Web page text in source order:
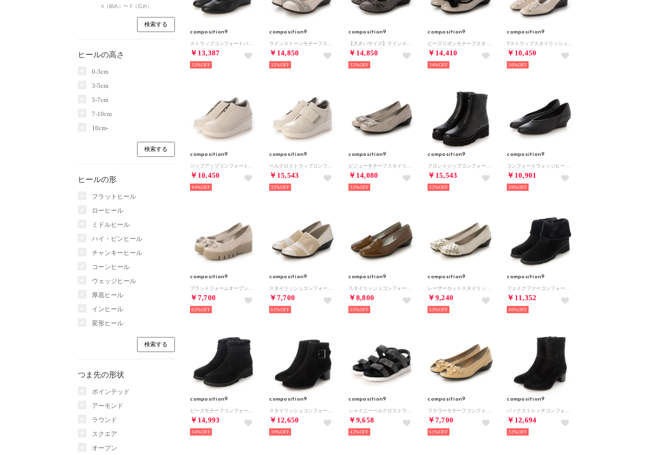
A（細め）〜 F（広め）
ヒールの高さ
0-3cm
3-5cm
5-7cm
7-10cm
10cm-
ヒールの形
フラットヒール
ローヒール
ミドルヒール
ハイ・ピンヒール
チャンキーヒール
コーンヒール
ウェッジヒール
厚底ヒール
インヒール
変形ヒール
つま先の形状
ポインテッド
アーモンド
ラウンド
スクエア
オープン
composition9
￥13,387
32%
composition9
￥14,850
32%
composition9
￥14,850
32%
composition9
￥14,410
34%
composition9
￥10,450
50%
composition9
￥10,450
44%
composition9
￥15,543
32%
composition9
￥14,080
32%
composition9
￥15,543
32%
composition9
￥10,901
39%
composition9
￥7,700
65%
composition9
￥7,700
61%
composition9
￥8,800
55%
composition9
￥9,240
53%
composition9
￥11,352
40%
composition9
￥14,993
34%
composition9
￥12,650
39%
composition9
￥9,658
42%
composition9
￥7,700
61%
composition9
￥12,694
32%